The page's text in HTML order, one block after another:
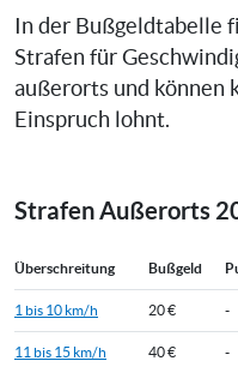
In der Bußgeldtabelle
Strafen für
außerorts und können
Einspruch lohnt.
Strafen Außerorts
Überschreitung Bußgeld
1 bis 10 km/h 20 € -
11 bis 15 km/h 40 € -